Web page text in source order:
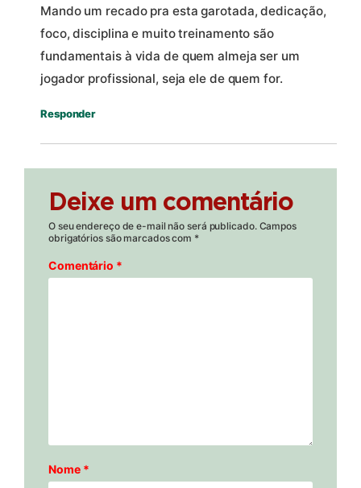
Mando um recado pra esta garotada, dedicação,
foco, disciplina e muito treinamento são
fundamentais à vida de quem almeja ser um
jogador profissional, seja ele de quem for.
Responder
Deixe um comentário
O seu endereço de e-mail não será publicado. Campos
obrigatórios são marcados com *
Comentário *
Nome *